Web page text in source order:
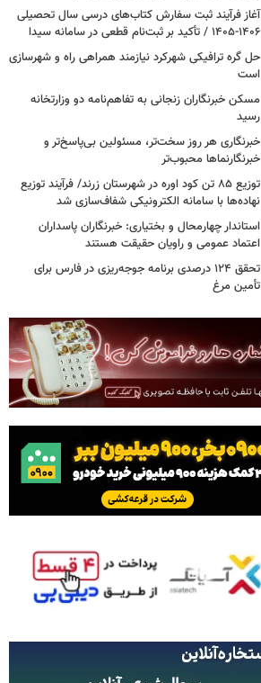
آغاز فرآیند ثبت سفارش کتاب‌های درسی سال تحصیلی
۱۴۰۶-۱۴۰۵ / تأکید بر ثبت‌نام قطعی در سامانه سیدا
حل گره ترافیکی شهرکرد نیازمند همراهی راه و شهرسازی
است
مسکن خبرنگاران زنجانی به تفاهم‌نامه دو وزارتخانه
رسید
خبرنگاری هر روز سخت‌تر، مسئولین بی‌پاسخ‌تر و
خبرنگارنماها محبوب‌تر
توزیع ۸۵ تن کود اوره در شهرستان زرند/ فرآیند توزیع
نهاده‌ها با سامانه الکترونیکی شفاف‌سازی شد
استاندار چهارمحال و بختیاری: خبرنگاران پاسداران
اعتماد عمومی و راویان حقیقت‌ هستند
تحقق ۱۲۴ درصدی برنامه جوجه‌ریزی در فارس برای
تأمین مرغ